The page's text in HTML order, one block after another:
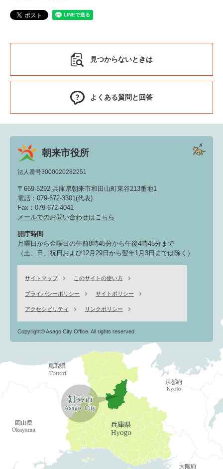
見つからないときは
よくある質問と回答
朝来市役所
法人番号3000020282251
〒669-5292 兵庫県朝来市和田山町東谷213番地1
電話：079-672-3301(代表)
Fax：079-672-4041
メールでのお問い合わせはこちら
開庁時間
月曜日から金曜日の午前8時45分から午後4時45分まで
（土、日、祝日および12月29日から翌年1月3日までは除く）
サイトマップ このサイトの使い方
プライバシーポリシー サイトポリシー
アクセシビリティ リンクポリシー
Copyright© Asago City Office. All rights reserved.